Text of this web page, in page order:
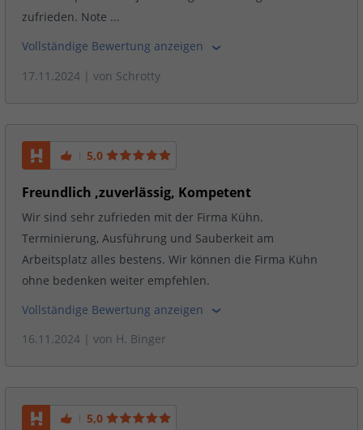
zufrieden. Note ...
Vollständige Bewertung anzeigen
17.11.2024 | von Schrotty
5,0
Freundlich ,zuverlässig, Kompetent
Wir sind sehr zufrieden mit der Firma Kühn.
Terminierung, Ausführung und Sauberkeit am
Arbeitsplatz alles bestens. Wir können die Firma Kühn
ohne bedenken weiter empfehlen.
Vollständige Bewertung anzeigen
16.11.2024 | von H. Binger
5,0